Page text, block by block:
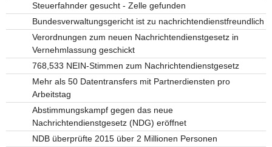
Steuerfahnder gesucht - Zelle gefunden
Bundesverwaltungsgericht ist zu nachrichtendienstfreundlich
Verordnungen zum neuen Nachrichtendienstgesetz in
Vernehmlassung geschickt
768,533 NEIN-Stimmen zum Nachrichtendienstgesetz
Mehr als 50 Datentransfers mit Partnerdiensten pro
Arbeitstag
Abstimmungskampf gegen das neue
Nachrichtendienstgesetz (NDG) eröffnet
NDB überprüfte 2015 über 2 Millionen Personen